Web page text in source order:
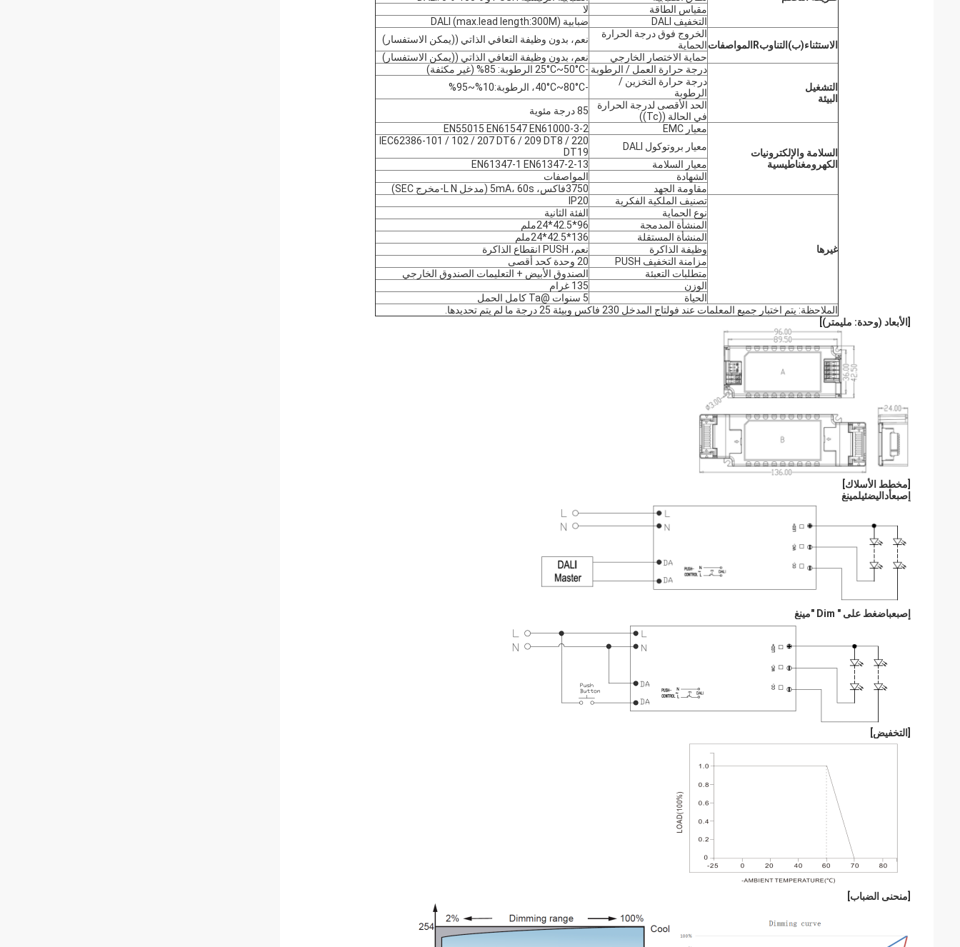
مقياس الطاقة
لا
التخفيف DALI
ضبابية DALI (max.lead length:300M)
الاستثناء(ب) التناوبR المواصفات
الخروج فوق درجة الحرارة
الحماية
نعم، بدون وظيفة التعافي الذاتي ((يمكن الاستفسار)
حماية الاختصار الخارجي
نعم، بدون وظيفة التعافي الذاتي ((يمكن الاستفسار)
التشغيل
البيئة
درجة حرارة العمل / الرطوبة -25°C~50°C الرطوبة: 85% (غير مكثفة)
درجة حرارة التخزين /
الرطوبة
-40°C~80°C، الرطوبة:10%~95%
الحد الأقصى لدرجة الحرارة
في الحالة ((Tc))
85 درجة مئوية
السلامة والإلكترونيات
الكهرومغناطيسية
معيار EMC
EN55015 EN61547 EN61000-3-2
معيار بروتوكول DALI
IEC62386-101 / 102 / 207 DT6 / 209 DT8 / 220
DT19
معيار السلامة
EN61347-1 EN61347-2-13
الشهادة
المواصفات
مقاومة الجهد
3750فاكس، 5mA، 60s (مدخل L N-مخرج SEC)
غيرها
تصنيف الملكية الفكرية
IP20
نوع الحماية
الفئة الثانية
المنشأة المدمجة
96*42.5*24ملم
المنشأة المستقلة
136*42.5*24ملم
وظيفة الذاكرة
نعم، PUSH انقطاع الذاكرة
مزامنة التخفيف PUSH
20 وحدة كحد أقصى
متطلبات التعبئة
الصندوق الأبيض + التعليمات الصندوق الخارجي
الوزن
135 غرام
الحياة
5 سنوات @Ta كامل الحمل
الملاحظة: يتم اختبار جميع المعلمات عند فولتاج المدخل 230 فاكس وبيئة 25 درجة ما لم يتم تحديدها.
الأبعاد (وحدة: مليمتر)
مخطط الأسلاك
إصبعأداليضئيلمينغ
إصبعباضغط على " Dim " مينغ
التخفيض
منحنى الضباب